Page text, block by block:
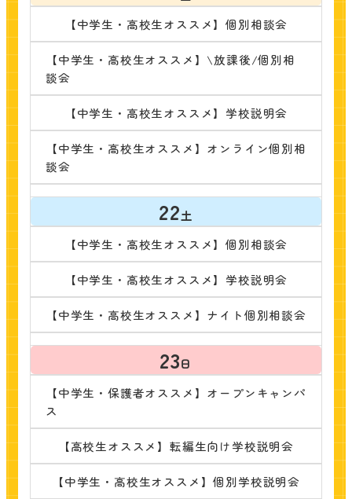
【中学生・高校生オススメ】個別相談会
【中学生・高校生オススメ】\放課後/個別相
談会
【中学生・高校生オススメ】学校説明会
【中学生・高校生オススメ】オンライン個別相
談会
22土
【中学生・高校生オススメ】個別相談会
【中学生・高校生オススメ】学校説明会
【中学生・高校生オススメ】ナイト個別相談会
23日
【中学生・保護者オススメ】オープンキャンパ
ス
【高校生オススメ】転編生向け学校説明会
【中学生・高校生オススメ】個別学校説明会